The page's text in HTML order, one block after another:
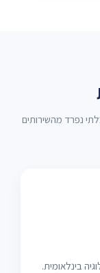
נפרד מהשירותים
בינלאומית.